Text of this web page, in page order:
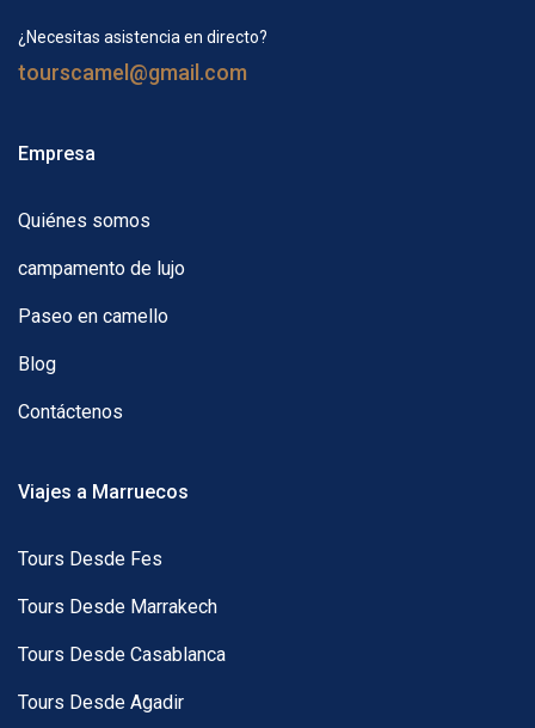
¿Necesitas asistencia en directo?
tourscamel@gmail.com
Empresa
Quiénes somos
campamento de lujo
Paseo en camello
Blog
Contáctenos
Viajes a Marruecos
Tours Desde Fes
Tours Desde Marrakech
Tours Desde Casablanca
Tours Desde Agadir